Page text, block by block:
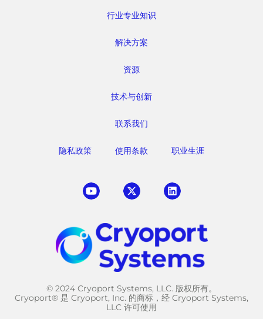
行业专业知识
解决方案
资源
技术与创新
联系我们
隐私政策 使用条款 职业生涯
© 2024 Cryoport Systems, LLC. 版权所有。
Cryoport® 是 Cryoport, Inc. 的商标，经 Cryoport Systems,
LLC 许可使用